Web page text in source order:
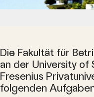
Die Fakultät für
an der University of
Fresenius
folgenden